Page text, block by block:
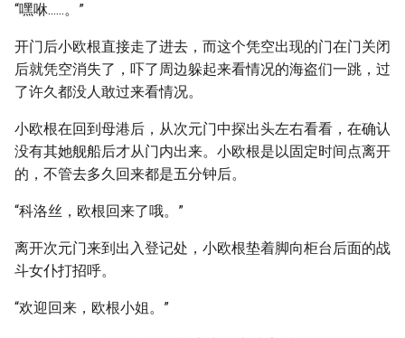
“嘿咻......。”
开门后小欧根直接走了进去，而这个凭空出现的门在门关闭
后就凭空消失了，吓了周边躲起来看情况的海盗们一跳，过
了许久都没人敢过来看情况。
小欧根在回到母港后，从次元门中探出头左右看看，在确认
没有其她舰船后才从门内出来。小欧根是以固定时间点离开
的，不管去多久回来都是五分钟后。
“科洛丝，欧根回来了哦。”
离开次元门来到出入登记处，小欧根垫着脚向柜台后面的战
斗女仆打招呼。
“欢迎回来，欧根小姐。”